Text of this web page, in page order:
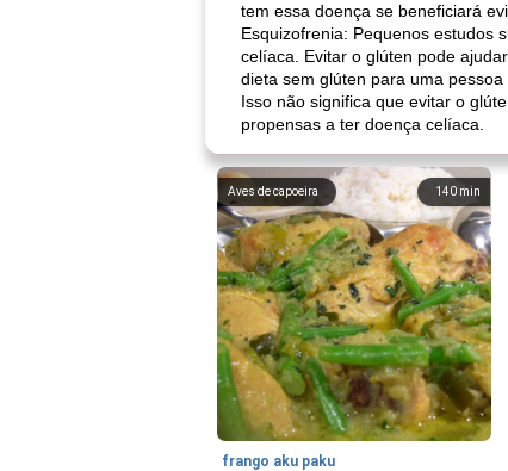
tem essa doença se beneficiará
Esquizofrenia: Pequenos estudos
celíaca. Evitar o glúten pode
dieta sem glúten para uma
Isso não significa que evitar o
propensas a ter doença celíaca.
140 min
Aves de capoeira
frango aku paku